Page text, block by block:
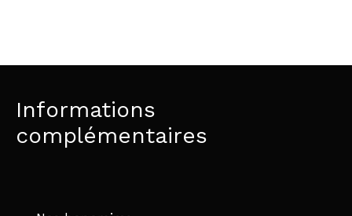
Informations
complémentaires